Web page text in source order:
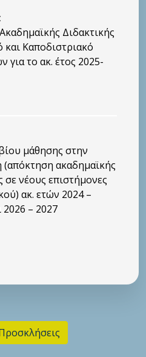
Διδακτικής
και Καποδιστριακό
για το ακ. έτος 2025-
μάθησης στην
ακαδημαϊκής
σε νέους επιστήμονες
ακ. ετών 2024 –
2026 – 2027